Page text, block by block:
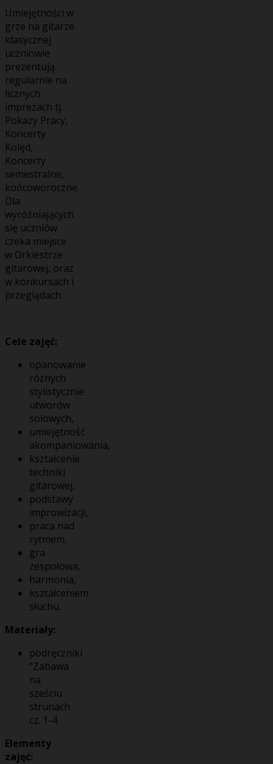
Umiejętności w
grze na gitarze
klasycznej
uczniowie
prezentują
regularnie na
licznych
imprezach tj.
Pokazy Pracy,
Koncerty
Kolęd,
Koncerty
semestralne,
końcoworoczne.
Dla
wyróżniających
się uczniów
czeka miejsce
w Orkiestrze
gitarowej, oraz
w konkursach i
przeglądach.
Cele zajęć:
opanowanie
różnych
stylistycznie
utworów
solowych,
umiejętność
akompaniowania,
kształcenie
techniki
gitarowej,
podstawy
improwizacji,
praca nad
rytmem,
gra
zespołowa,
harmonia,
kształceniem
słuchu.
Materiały:
podręczniki
"Zabawa
na
sześciu
strunach
cz. 1-4
Elementy
zajęć: